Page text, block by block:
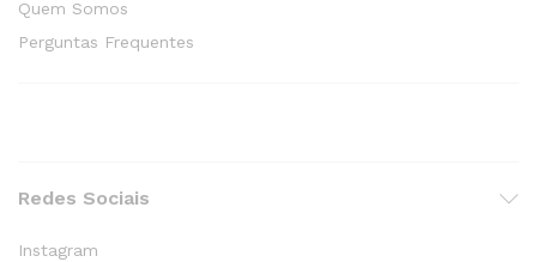
Quem Somos
Perguntas Frequentes
Redes Sociais
Instagram